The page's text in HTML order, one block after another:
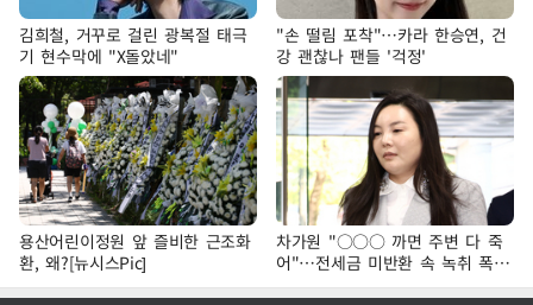
김희철, 거꾸로 걸린 광복절 태극
기 현수막에 "X돌았네"
"손 떨림 포착"…카라 한승연, 건
강 괜찮나 팬들 '걱정'
용산어린이정원 앞 즐비한 근조화
환, 왜?[뉴시스Pic]
차가원 "○○○ 까면 주변 다 죽
어"…전세금 미반환 속 녹취 폭로
파장